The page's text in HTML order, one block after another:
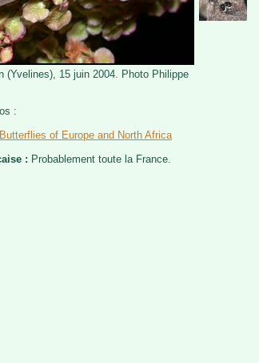
(Yvelines), 15 juin 2004. Photo Philippe
:
of Europe and North Africa
: Probablement toute la France.